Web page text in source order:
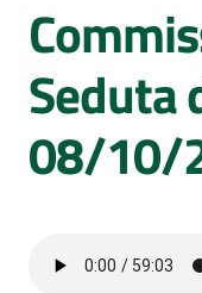
Attività
media
Seduta
08/10/